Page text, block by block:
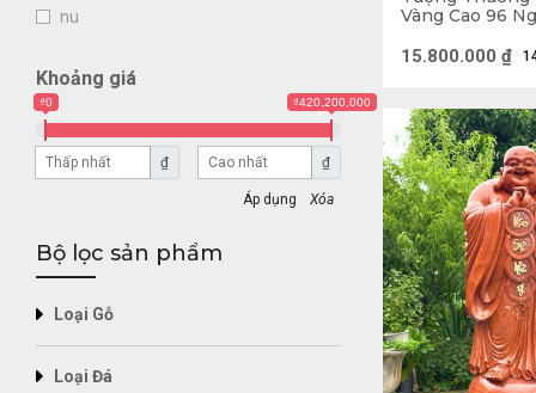
nu
Khoảng giá
₫0 ₫420,200,000
₫ ₫
Xóa
Bộ lọc sản phẩm
Loại Gỗ
Loại Đá
Tượng Gỗ là
Mỗi bức
Nghệ Thuật.
Ý nghĩa
Tượng Gỗ
lại những năng
Tượng Rồng
Vàng Cao 96
15.800.000 ₫